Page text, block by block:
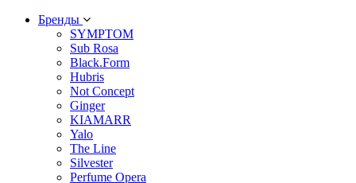
Бренды
SYMPTOM
Sub Rosa
Black.Form
Hubris
Not Concept
Ginger
KIAMARR
Yalo
The Line
Silvester
Perfume Opera